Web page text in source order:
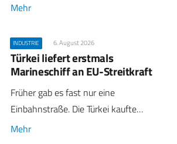
Mehr
INDUSTRIE 6. August 2026
Türkei liefert erstmals
Marineschiff an EU-Streitkraft
Früher gab es fast nur eine
Einbahnstraße. Die Türkei kaufte…
Mehr